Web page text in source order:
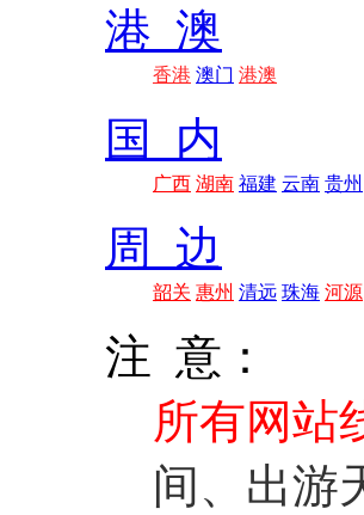
港 澳
香港 澳门 港澳
国 内
广西 湖南 福建 云南 贵州
周 边
韶关 惠州 清远 珠海 河源
注 意：
所有网站
间、出游